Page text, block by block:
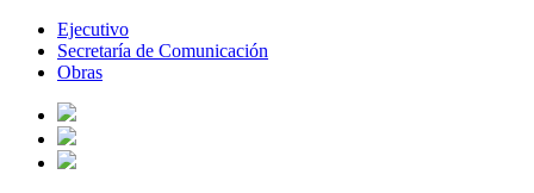
Ejecutivo
Secretaría de Comunicación
Obras